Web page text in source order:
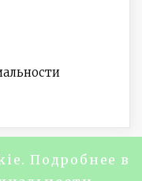
Life
Подробнее в